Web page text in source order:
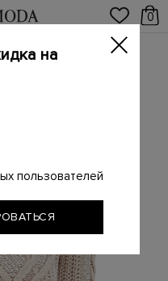
0
узором
на
пользователей